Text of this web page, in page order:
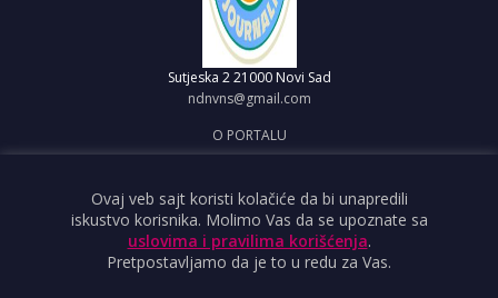
Sutjeska 2 21000 Novi Sad
ndnvns@gmail.com
O PORTALU
OBJAVI VEST
USLOVI KORIŠĆENJA
Ovaj veb sajt koristi kolačiće da bi unapredili
iskustvo korisnika. Molimo Vas da se upoznate sa
uslovima i pravilima korišćenja.
Pretpostavljamo da je to u redu za Vas.